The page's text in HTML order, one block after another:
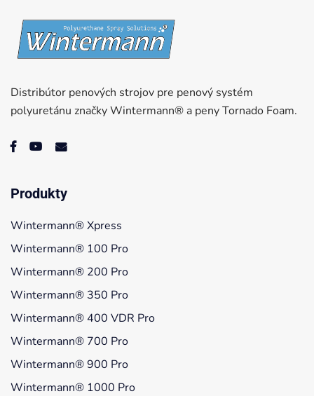
Distribútor penových strojov pre penový systém
polyuretánu značky Wintermann® a peny Tornado Foam.
Produkty
Wintermann® Xpress
Wintermann® 100 Pro
Wintermann® 200 Pro
Wintermann® 350 Pro
Wintermann® 400 VDR Pro
Wintermann® 700 Pro
Wintermann® 900 Pro
Wintermann® 1000 Pro